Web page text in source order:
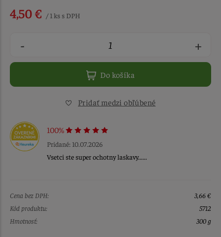
4,50 € / 1 ks s DPH
- +
Do košíka
Pridať medzi obľúbené
100%
Pridané: 10.07.2026
Vsetci ste super ochotny laskavy......
Cena bez DPH:
3,66 €
Kód produktu:
5712
Hmotnosť:
300 g